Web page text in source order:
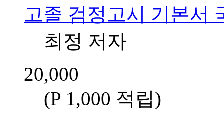
고졸 검정고시 기본서
최정 저자
20,000
(P 1,000 적립)